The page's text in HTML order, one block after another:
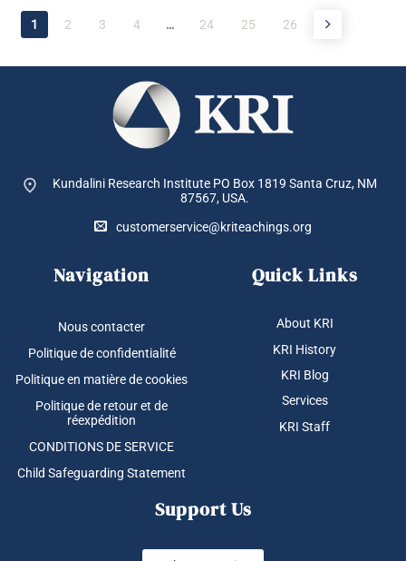
1 2 3 4 … 24 25 26
Kundalini Research Institute PO Box 1819 Santa Cruz, NM
87567, USA.
customerservice@kriteachings.org
Navigation
Nous contacter
Politique de confidentialité
Politique en matière de cookies
Politique de retour et de
réexpédition
CONDITIONS DE SERVICE
Child Safeguarding Statement
Quick Links
About KRI
KRI History
KRI Blog
Services
KRI Staff
Support Us